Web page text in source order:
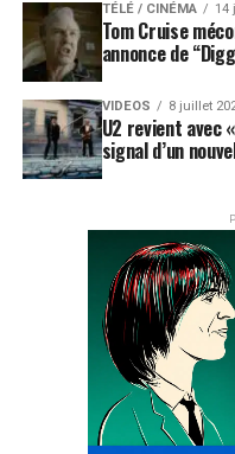
TÉLÉ / CINÉMA 14
Tom Cruise
annonce de
VIDEOS 8 juillet
U2 revient avec
signal d’un